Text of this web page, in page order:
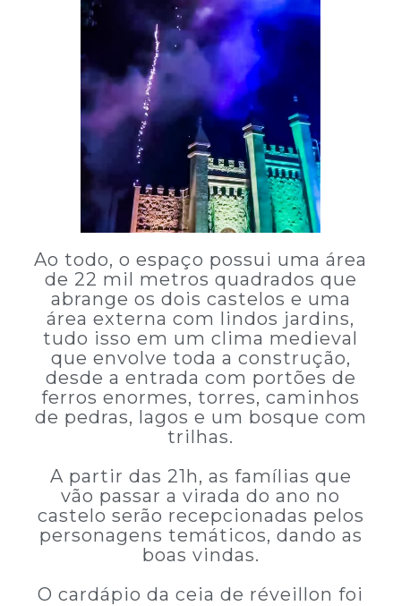
Ao todo, o espaço possui uma área
de 22 mil metros quadrados que
abrange os dois castelos e uma
área externa com lindos jardins,
tudo isso em um clima medieval
que envolve toda a construção,
desde a entrada com portões de
ferros enormes, torres, caminhos
de pedras, lagos e um bosque com
trilhas.
A partir das 21h, as famílias que
vão passar a virada do ano no
castelo serão recepcionadas pelos
personagens temáticos, dando as
boas vindas.
O cardápio da ceia de réveillon foi